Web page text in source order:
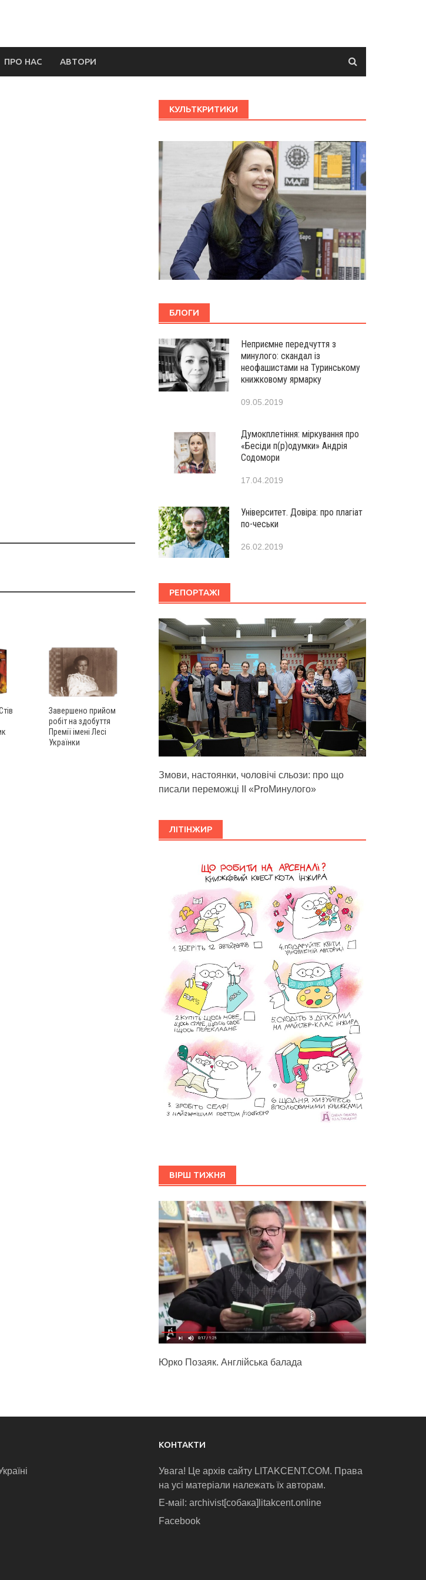
ПРО НАС АВТОРИ
Завершено прийом
робіт на здобуття
Премії імені Лесі
Українки
КУЛЬТКРИТИКИ
БЛОГИ
Неприємне передчуття з
минулого: скандал із
неофашистами на Туринському
книжковому ярмарку
09.05.2019
Думокплетіння: міркування про
«Бесіди п(р)одумки» Андрія
Содомори
17.04.2019
Університет. Довіра: про плагіат
по-чеськи
26.02.2019
РЕПОРТАЖІ
Змови, настоянки, чоловічі сльози: про що
писали переможці ІІ «ProМинулого»
ЛІТІНЖИР
ВІРШ ТИЖНЯ
Юрко Позаяк. Англійська балада
КОНТАКТИ
Увага! Це архів сайту LITAKCENT.COM. Права
на усі матеріали належать їх авторам.
E-маіl: archivist[собака]litakcent.online
Facebook